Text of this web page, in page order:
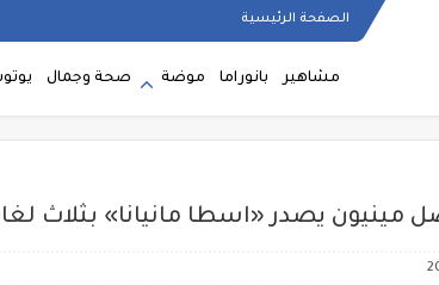
الصفحة الرئيسية
مشاهير بانوراما موضة صحة وجمال
مينيون يصدر «اسطا مانيانا» بثلاث